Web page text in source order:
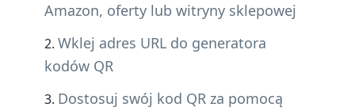
Amazon, oferty lub witryny sklepowej
Wklej adres URL do generatora
kodów QR
Dostosuj swój kod QR za pomocą